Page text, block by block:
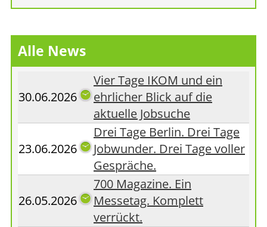
Alle News
30.06.2026
Vier Tage IKOM und ein
ehrlicher Blick auf die
aktuelle Jobsuche
23.06.2026
Drei Tage Berlin. Drei Tage
Jobwunder. Drei Tage voller
Gespräche.
26.05.2026
700 Magazine. Ein
Messetag. Komplett
verrückt.